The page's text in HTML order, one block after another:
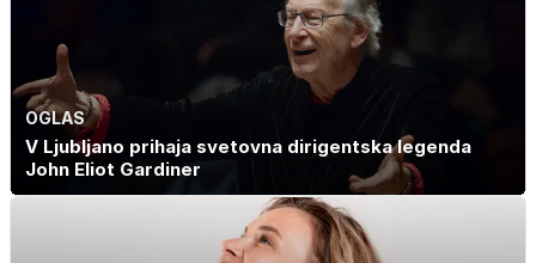
OGLAS
V Ljubljano prihaja svetovna dirigentska legenda
John Eliot Gardiner